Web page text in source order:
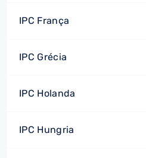
IPC França
IPC Grécia
IPC Holanda
IPC Hungria